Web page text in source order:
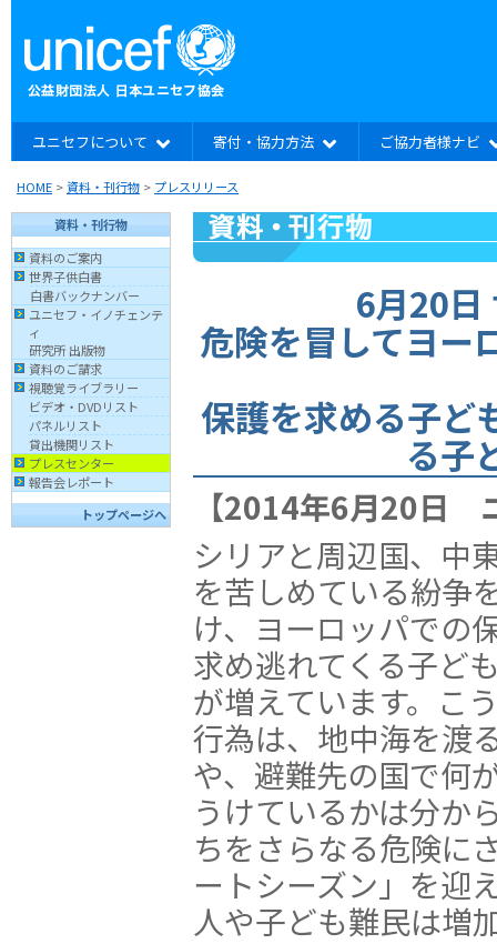
ユニセフについて 寄付・協力方法 ご協力者様ナビ
HOME >資料・刊行物 > プレスリリース
資料・刊行物
資料のご案内
世界子供白書
白書バックナンバー
ユニセフ・イノチェンテ
ィ
研究所 出版物
資料のご請求
視聴覚ライブラリー
ビデオ・DVDリスト
パネルリスト
貸出機関リスト
プレスセンター
報告会レポート
トップページへ
6月20日
危険を冒してヨー
保護を求める子ど
る子
【2014年6月20日
シリアと周辺国、中
を苦しめている紛争
け、ヨーロッパでの
求め逃れてくる子ど
が増えています。こ
行為は、地中海を渡
や、避難先の国で何
うけているかは分か
ちをさらなる危険に
ートシーズン」を迎
人や子ども難民は増